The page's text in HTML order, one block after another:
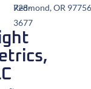
Redmond, OR 97756
728-
3677